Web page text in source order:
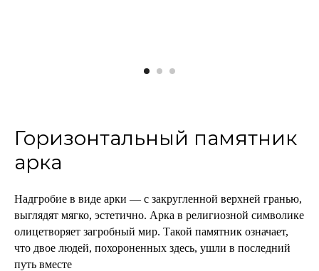
Горизонтальный памятник
арка
Надгробие в виде арки — с закругленной верхней гранью,
выглядят мягко, эстетично. Арка в религиозной символике
олицетворяет загробный мир. Такой памятник означает,
что двое людей, похороненных здесь, ушли в последний
путь вместе